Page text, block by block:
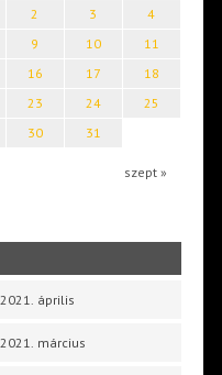
szept »
2 3
4
9 10
11
16 17
18
23 24
25
30 31
2021. április
2021. március